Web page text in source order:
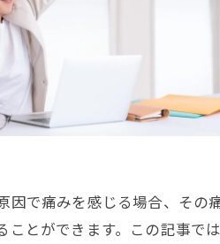
で痛みを感じる場合、その
とができます。この記事で